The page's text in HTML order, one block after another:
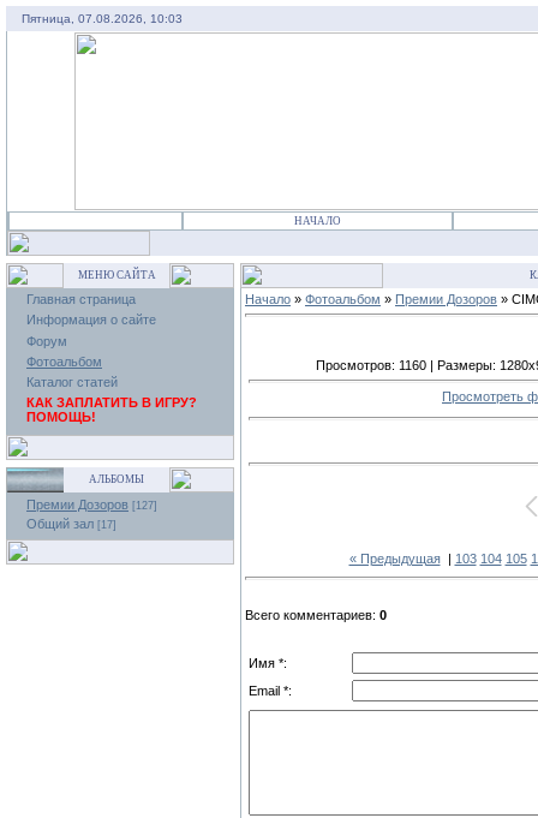
Пятница, 07.08.2026, 10:03
НАЧАЛО
МЕНЮ САЙТА
Главная страница
Информация о сайте
Форум
Фотоальбом
Каталог статей
КАК ЗАПЛАТИТЬ В ИГРУ?
ПОМОЩЬ!
АЛЬБОМЫ
Премии Дозоров [127]
Общий зал [17]
Начало » Фотоальбом » Премии Дозоров »
Просмотров: 1160 | Размеры:
Просмотреть
« Предыдущая| 103 104 105
Всего комментариев: 0
Имя *:
Email *: